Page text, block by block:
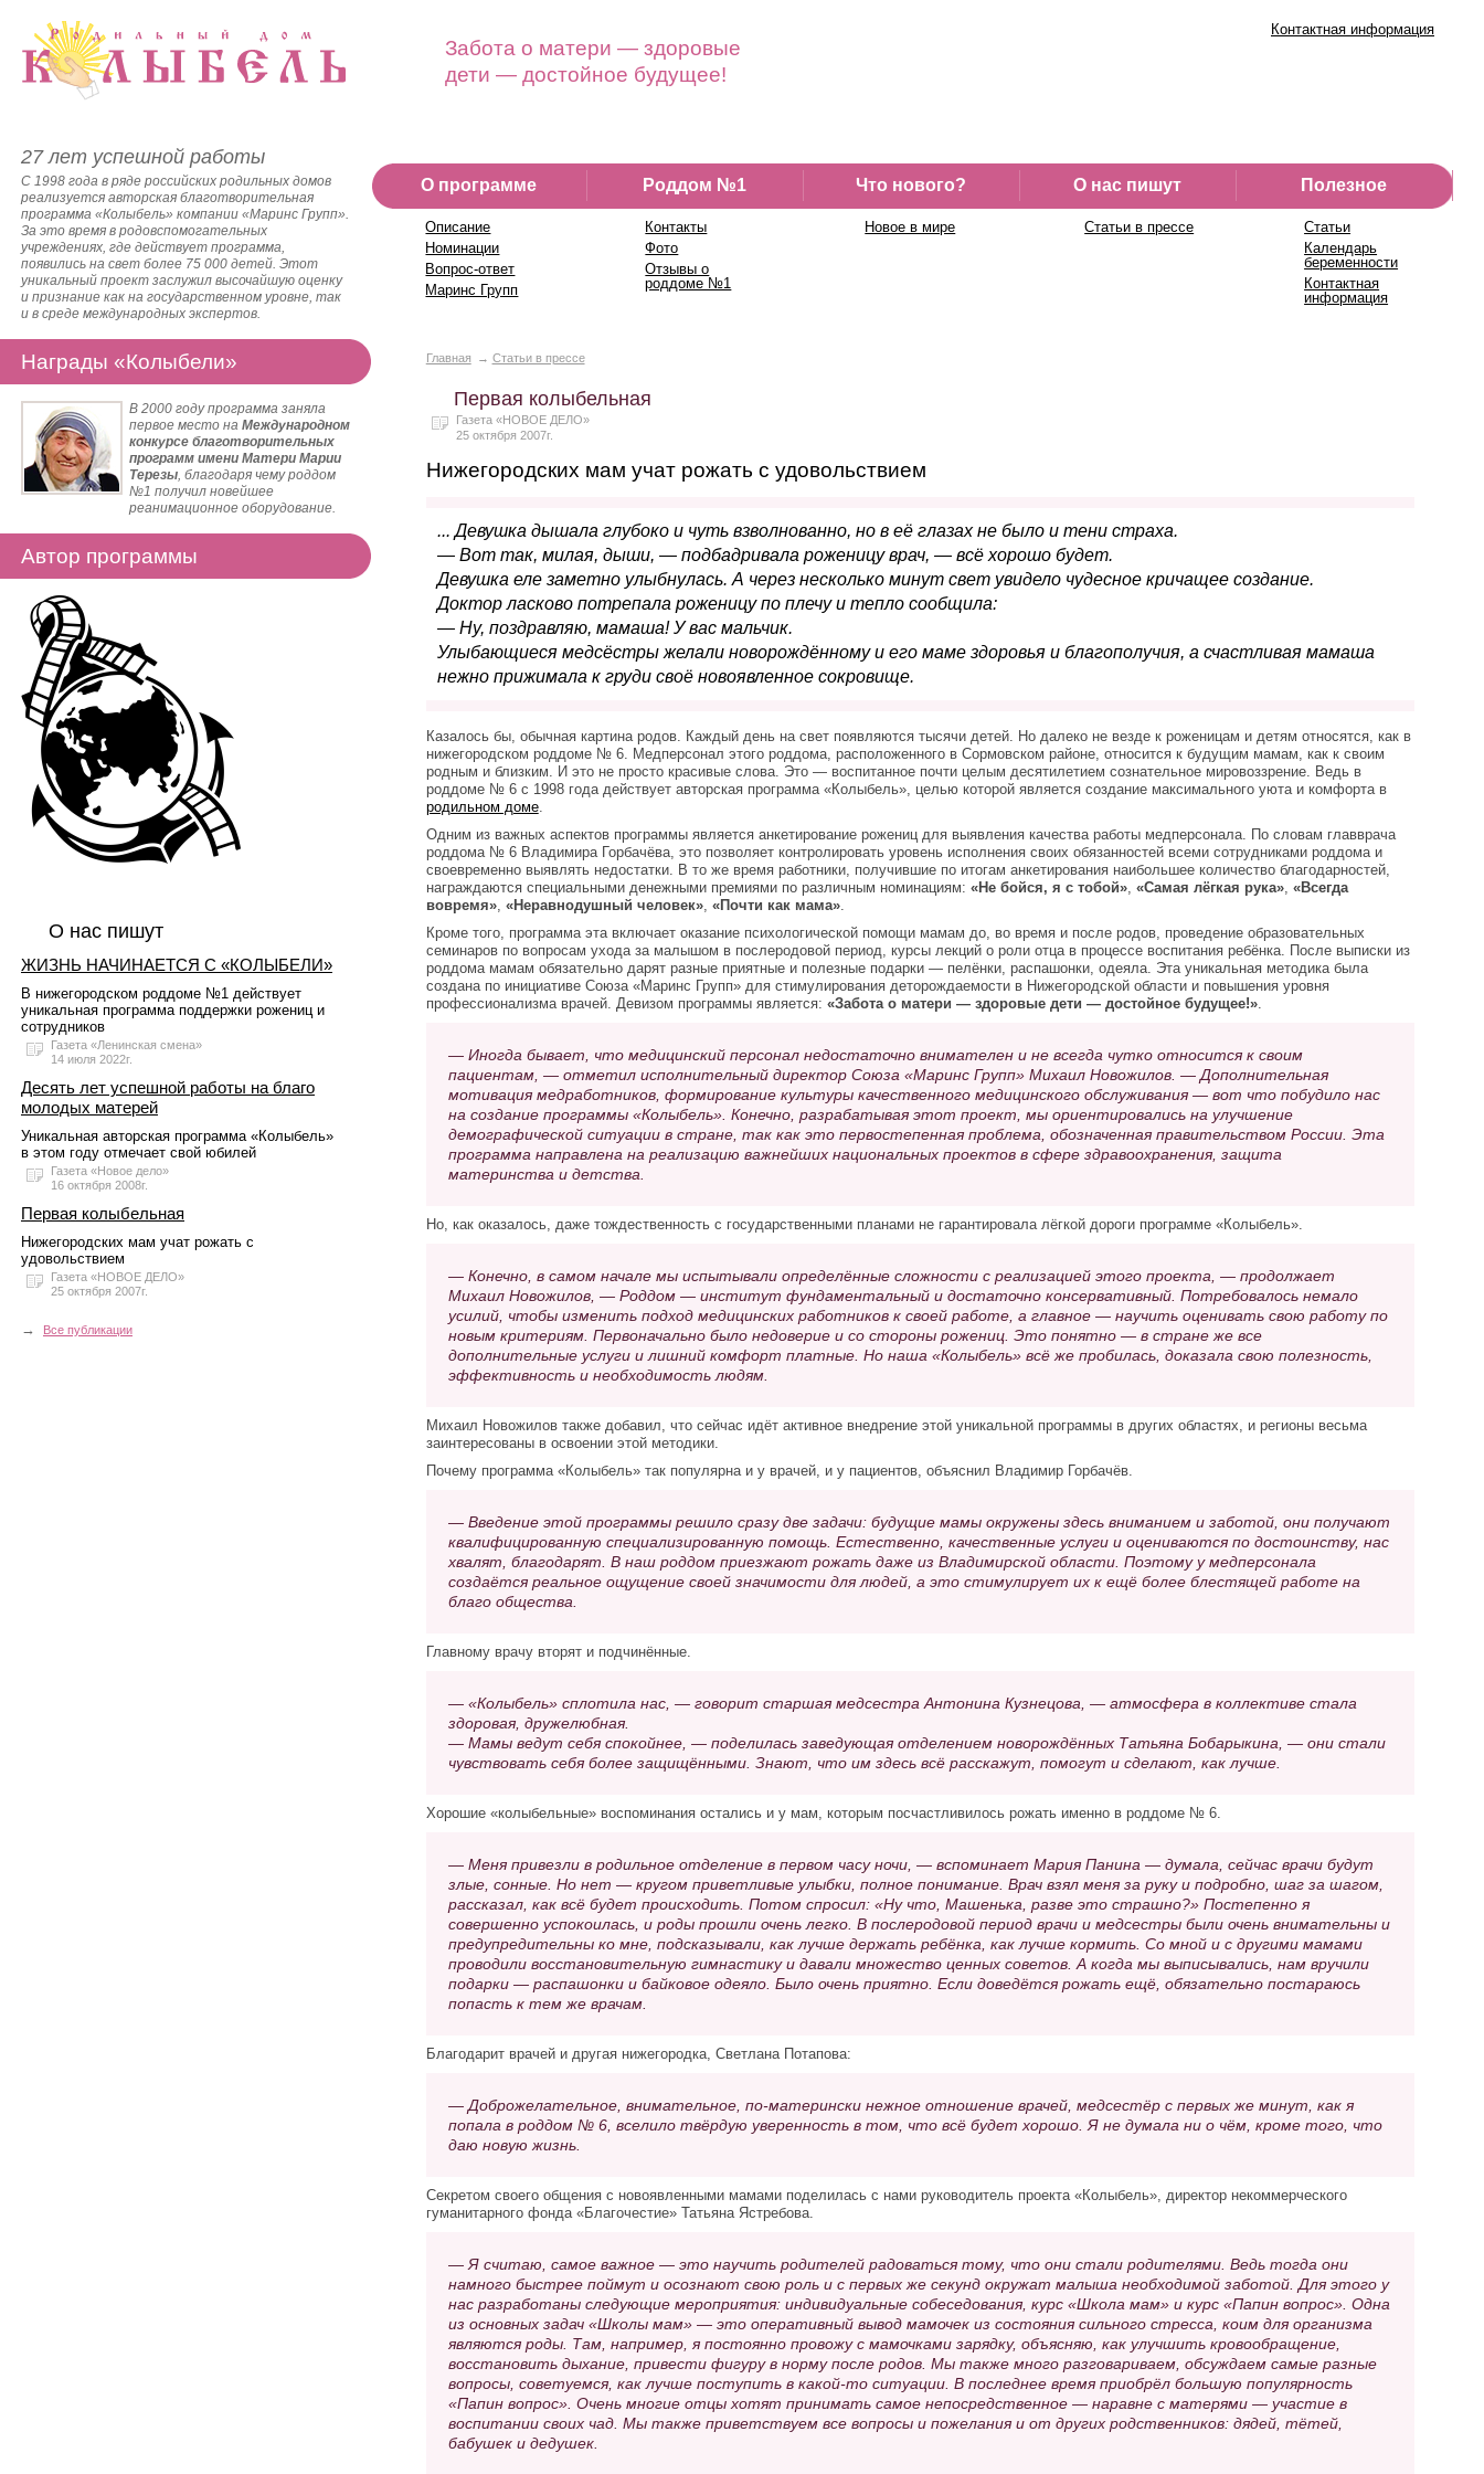
Забота о матери — здоровые
дети — достойное будущее!
Контактная информация
27 лет успешной работы
С 1998 года в ряде российских родильных домов
реализуется авторская благотворительная
программа «Колыбель» компании «Маринс Групп».
За это время в родовспомогательных
учреждениях, где действует программа,
появились на свет более 75 000 детей. Этот
уникальный проект заслужил высочайшую оценку
и признание как на государственном уровне, так
и в среде международных экспертов.
Награды «Колыбели»
В 2000 году программа заняла
первое место на Международном
конкурсе благотворительных
программ имени Матери Марии
Терезы, благодаря чему роддом
№1 получил новейшее
реанимационное оборудование.
Автор программы
О нас пишут
ЖИЗНЬ НАЧИНАЕТСЯ С «КОЛЫБЕЛИ»
В нижегородском роддоме №1 действует
уникальная программа поддержки рожениц и
сотрудников
Газета «Ленинская смена»
14 июля 2022г.
Десять лет успешной работы на благо
молодых матерей
Уникальная авторская программа «Колыбель»
в этом году отмечает свой юбилей
Газета «Новое дело»
16 октября 2008г.
Первая колыбельная
Нижегородских мам учат рожать с
удовольствием
Газета «НОВОЕ ДЕЛО»
25 октября 2007г.
→ Все публикации
О программе Роддом №1 Что нового? О нас пишут Полезное
Описание
Номинации
Вопрос-ответ
Маринс Групп
Контакты
Фото
Отзывы о
роддоме №1
Новое в мире Статьи в прессе
Статьи
Календарь
беременности
Контактная
информация
Главная Статьи в прессе
Первая колыбельная
Газета «НОВОЕ ДЕЛО»
25 октября 2007г.
Нижегородских мам учат рожать с удовольствием
... Девушка дышала глубоко и чуть взволнованно, но в её глазах не было и тени страха.
— Вот так, милая, дыши, — подбадривала роженицу врач, — всё хорошо будет.
Девушка еле заметно улыбнулась. А через несколько минут свет увидело чудесное кричащее создание.
Доктор ласково потрепала роженицу по плечу и тепло сообщила:
— Ну, поздравляю, мамаша! У вас мальчик.
Улыбающиеся медсёстры желали новорождённому и его маме здоровья и благополучия, а счастливая мамаша
нежно прижимала к груди своё новоявленное сокровище.
Казалось бы, обычная картина родов. Каждый день на свет появляются тысячи детей. Но далеко не везде к роженицам и детям относятся, как в
нижегородском роддоме № 6. Медперсонал этого роддома, расположенного в Сормовском районе, относится к будущим мамам, как к своим
родным и близким. И это не просто красивые слова. Это — воспитанное почти целым десятилетием сознательное мировоззрение. Ведь в
роддоме № 6 с 1998 года действует авторская программа «Колыбель», целью которой является создание максимального уюта и комфорта в
родильном доме.
Одним из важных аспектов программы является анкетирование рожениц для выявления качества работы медперсонала. По словам главврача
роддома № 6 Владимира Горбачёва, это позволяет контролировать уровень исполнения своих обязанностей всеми сотрудниками роддома и
своевременно выявлять недостатки. В то же время работники, получившие по итогам анкетирования наибольшее количество благодарностей,
награждаются специальными денежными премиями по различным номинациям: «Не бойся, я с тобой», «Самая лёгкая рука», «Всегда
вовремя», «Неравнодушный человек», «Почти как мама».
Кроме того, программа эта включает оказание психологической помощи мамам до, во время и после родов, проведение образовательных
семинаров по вопросам ухода за малышом в послеродовой период, курсы лекций о роли отца в процессе воспитания ребёнка. После выписки из
роддома мамам обязательно дарят разные приятные и полезные подарки — пелёнки, распашонки, одеяла. Эта уникальная методика была
создана по инициативе Союза «Маринс Групп» для стимулирования деторождаемости в Нижегородской области и повышения уровня
профессионализма врачей. Девизом программы является: «Забота о матери — здоровые дети — достойное будущее!».
— Иногда бывает, что медицинский персонал недостаточно внимателен и не всегда чутко относится к своим
пациентам, — отметил исполнительный директор Союза «Маринс Групп» Михаил Новожилов. — Дополнительная
мотивация медработников, формирование культуры качественного медицинского обслуживания — вот что побудило нас
на создание программы «Колыбель». Конечно, разрабатывая этот проект, мы ориентировались на улучшение
демографической ситуации в стране, так как это первостепенная проблема, обозначенная правительством России. Эта
программа направлена на реализацию важнейших национальных проектов в сфере здравоохранения, защита
материнства и детства.
Но, как оказалось, даже тождественность с государственными планами не гарантировала лёгкой дороги программе «Колыбель».
— Конечно, в самом начале мы испытывали определённые сложности с реализацией этого проекта, — продолжает
Михаил Новожилов, — Роддом — институт фундаментальный и достаточно консервативный. Потребовалось немало
усилий, чтобы изменить подход медицинских работников к своей работе, а главное — научить оценивать свою работу по
новым критериям. Первоначально было недоверие и со стороны рожениц. Это понятно — в стране же все
дополнительные услуги и лишний комфорт платные. Но наша «Колыбель» всё же пробилась, доказала свою полезность,
эффективность и необходимость людям.
Михаил Новожилов также добавил, что сейчас идёт активное внедрение этой уникальной программы в других областях, и регионы весьма
заинтересованы в освоении этой методики.
Почему программа «Колыбель» так популярна и у врачей, и у пациентов, объяснил Владимир Горбачёв.
— Введение этой программы решило сразу две задачи: будущие мамы окружены здесь вниманием и заботой, они получают
квалифицированную специализированную помощь. Естественно, качественные услуги и оцениваются по достоинству, нас
хвалят, благодарят. В наш роддом приезжают рожать даже из Владимирской области. Поэтому у медперсонала
создаётся реальное ощущение своей значимости для людей, а это стимулирует их к ещё более блестящей работе на
благо общества.
Главному врачу вторят и подчинённые.
— «Колыбель» сплотила нас, — говорит старшая медсестра Антонина Кузнецова, — атмосфера в коллективе стала
здоровая, дружелюбная.
— Мамы ведут себя спокойнее, — поделилась заведующая отделением новорождённых Татьяна Бобарыкина, — они стали
чувствовать себя более защищёнными. Знают, что им здесь всё расскажут, помогут и сделают, как лучше.
Хорошие «колыбельные» воспоминания остались и у мам, которым посчастливилось рожать именно в роддоме № 6.
— Меня привезли в родильное отделение в первом часу ночи, — вспоминает Мария Панина — думала, сейчас врачи будут
злые, сонные. Но нет — кругом приветливые улыбки, полное понимание. Врач взял меня за руку и подробно, шаг за шагом,
рассказал, как всё будет происходить. Потом спросил: «Ну что, Машенька, разве это страшно?» Постепенно я
совершенно успокоилась, и роды прошли очень легко. В послеродовой период врачи и медсестры были очень внимательны и
предупредительны ко мне, подсказывали, как лучше держать ребёнка, как лучше кормить. Со мной и с другими мамами
проводили восстановительную гимнастику и давали множество ценных советов. А когда мы выписывались, нам вручили
подарки — распашонки и байковое одеяло. Было очень приятно. Если доведётся рожать ещё, обязательно постараюсь
попасть к тем же врачам.
Благодарит врачей и другая нижегородка, Светлана Потапова:
— Доброжелательное, внимательное, по-матерински нежное отношение врачей, медсестёр с первых же минут, как я
попала в роддом № 6, вселило твёрдую уверенность в том, что всё будет хорошо. Я не думала ни о чём, кроме того, что
даю новую жизнь.
Секретом своего общения с новоявленными мамами поделилась с нами руководитель проекта «Колыбель», директор некоммерческого
гуманитарного фонда «Благочестие» Татьяна Ястребова.
— Я считаю, самое важное — это научить родителей радоваться тому, что они стали родителями. Ведь тогда они
намного быстрее поймут и осознают свою роль и с первых же секунд окружат малыша необходимой заботой. Для этого у
нас разработаны следующие мероприятия: индивидуальные собеседования, курс «Школа мам» и курс «Папин вопрос». Одна
из основных задач «Школы мам» — это оперативный вывод мамочек из состояния сильного стресса, коим для организма
являются роды. Там, например, я постоянно провожу с мамочками зарядку, объясняю, как улучшить кровообращение,
восстановить дыхание, привести фигуру в норму после родов. Мы также много разговариваем, обсуждаем самые разные
вопросы, советуемся, как лучше поступить в какой-то ситуации. В последнее время приобрёл большую популярность
«Папин вопрос». Очень многие отцы хотят принимать самое непосредственное — наравне с матерями — участие в
воспитании своих чад. Мы также приветствуем все вопросы и пожелания и от других родственников: дядей, тётей,
бабушек и дедушек.